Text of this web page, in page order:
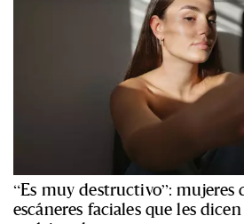
“Es muy destructivo”: mujeres
escáneres faciales que les